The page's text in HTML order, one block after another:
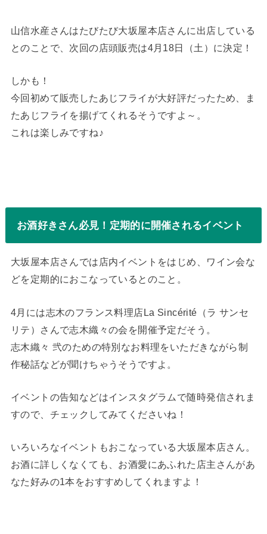
山信水産さんはたびたび大坂屋本店さんに出店している
とのことで、次回の店頭販売は4月18日（土）に決定！
しかも！
今回初めて販売したあじフライが大好評だったため、ま
たあじフライを揚げてくれるそうですよ～。
これは楽しみですね♪
お酒好きさん必見！定期的に開催されるイベント
大坂屋本店さんでは店内イベントをはじめ、ワイン会な
どを定期的におこなっているとのこと。
4月には志木のフランス料理店La Sincérité（ラ サンセ
リテ）さんで志木織々の会を開催予定だそう。
志木織々 弐のための特別なお料理をいただきながら制
作秘話などが聞けちゃうそうですよ。
イベントの告知などはインスタグラムで随時発信されま
すので、チェックしてみてくださいね！
いろいろなイベントもおこなっている大坂屋本店さん。
お酒に詳しくなくても、お酒愛にあふれた店主さんがあ
なた好みの1本をおすすめしてくれますよ！